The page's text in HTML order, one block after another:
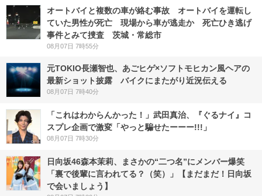
オートバイと複数の車が絡む事故 オートバイを運転し
ていた男性が死亡 現場から車が逃走か 死亡ひき逃げ
事件とみて捜査 茨城・常総市
08月07日 7時55分
元TOKIO長瀬智也、あごヒゲ×ソフトモヒカン風ヘアの
最新ショット披露 バイクにまたがり近況伝える
08月07日 7時40分
「これはわからんかった！」武田真治、『ぐるナイ』コ
スプレ企画で激変「やっと騙せたーーー!!!」
08月07日 7時30分
日向坂46森本茉莉、まさかの“二つ名”にメンバー爆笑
「裏で後輩に言われてる？（笑）」【まだまだ！日向坂
で会いましょう】